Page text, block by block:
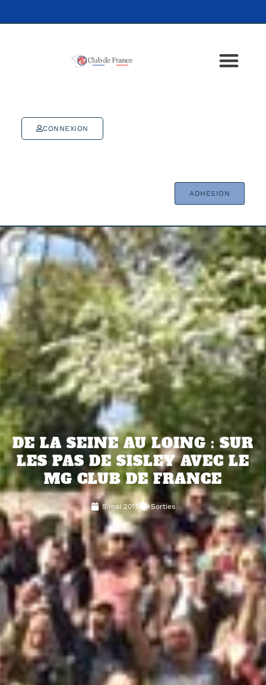
CONNEXION
ADHESION
DE LA SEINE AU LOING : SUR
LES PAS DE SISLEY AVEC LE
MG CLUB DE FRANCE
5 mai 2017 Sorties